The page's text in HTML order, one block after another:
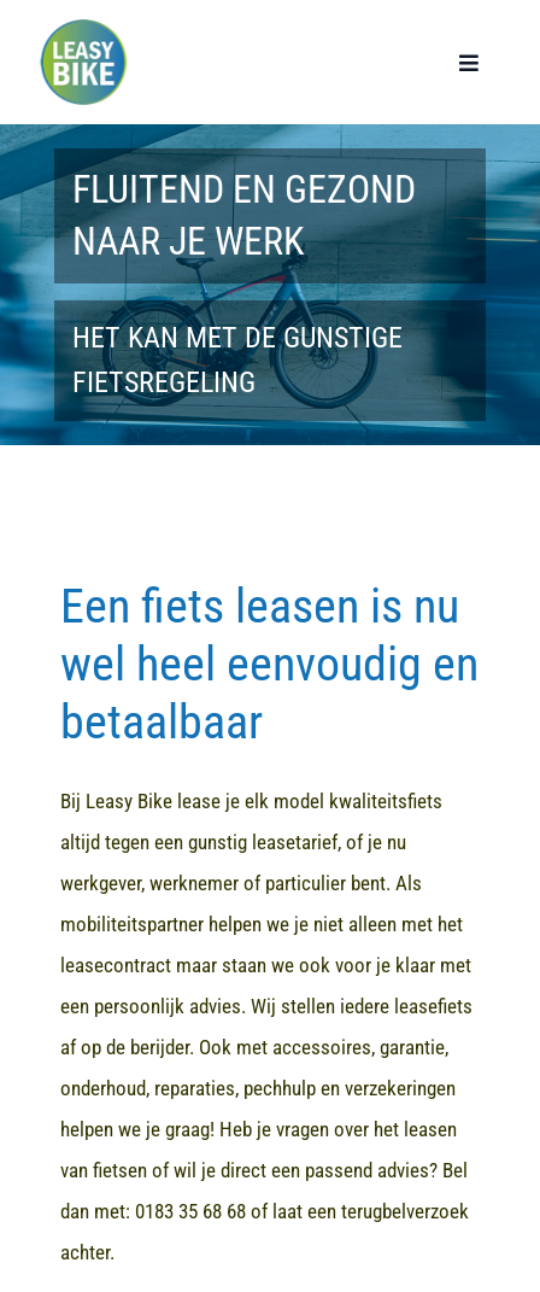
Toggle
Home
Werknemers
Werkgevers
Privé lease
Modellen
Contact
FLUITEND EN GEZOND
NAAR JE WERK
HET KAN MET DE GUNSTIGE
FIETSREGELING
Een fiets leasen is nu
wel heel eenvoudig en
betaalbaar
Bij Leasy Bike lease je elk model kwaliteitsfiets
altijd tegen een gunstig leasetarief, of je nu
werkgever, werknemer of particulier bent. Als
mobiliteitspartner helpen we je niet alleen met het
leasecontract maar staan we ook voor je klaar met
een persoonlijk advies. Wij stellen iedere leasefiets
af op de berijder. Ook met accessoires, garantie,
onderhoud, reparaties, pechhulp en verzekeringen
helpen we je graag! Heb je vragen over het leasen
van fietsen of wil je direct een passend advies? Bel
dan met: 0183 35 68 68of laat een terugbelverzoek
achter.